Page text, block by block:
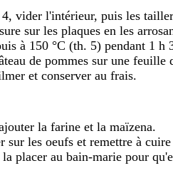
vider l'intérieur, puis les
sur les plaques en les
à 150 °C (th. 5) pendant 1 h
de pommes sur une feuille
et conserver au frais.
la farine et la maïzena.
les oeufs et remettre à
placer au bain-marie pour